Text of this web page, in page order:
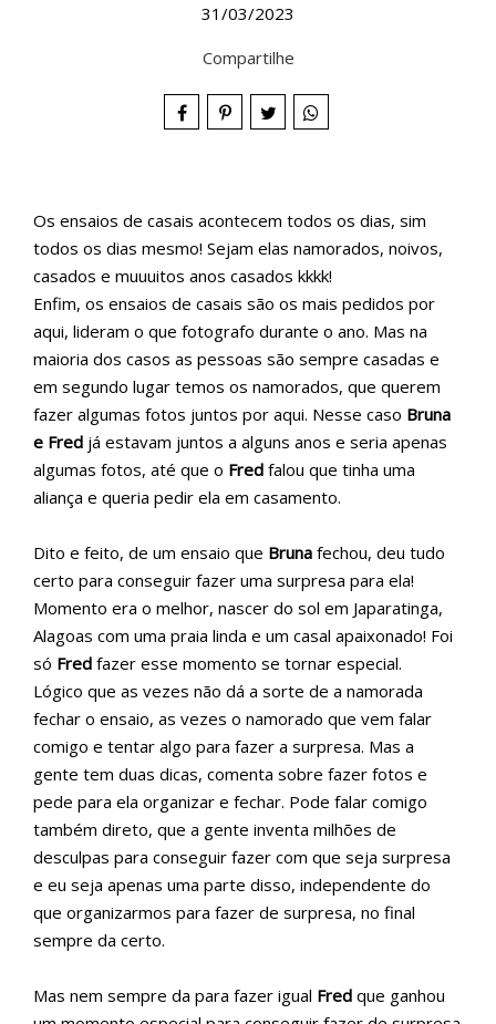
31/03/2023
Compartilhe
Os ensaios de casais acontecem todos os dias, sim
todos os dias mesmo! Sejam elas namorados, noivos,
casados e muuuitos anos casados kkkk!
Enfim, os ensaios de casais são os mais pedidos por
aqui, lideram o que fotografo durante o ano. Mas na
maioria dos casos as pessoas são sempre casadas e
em segundo lugar temos os namorados, que querem
fazer algumas fotos juntos por aqui. Nesse caso Bruna
e Fred já estavam juntos a alguns anos e seria apenas
algumas fotos, até que o Fred falou que tinha uma
aliança e queria pedir ela em casamento.
Dito e feito, de um ensaio que Bruna fechou, deu tudo
certo para conseguir fazer uma surpresa para ela!
Momento era o melhor, nascer do sol em Japaratinga,
Alagoas com uma praia linda e um casal apaixonado! Foi
só Fred fazer esse momento se tornar especial.
Lógico que as vezes não dá a sorte de a namorada
fechar o ensaio, as vezes o namorado que vem falar
comigo e tentar algo para fazer a surpresa. Mas a
gente tem duas dicas, comenta sobre fazer fotos e
pede para ela organizar e fechar. Pode falar comigo
também direto, que a gente inventa milhões de
desculpas para conseguir fazer com que seja surpresa
e eu seja apenas uma parte disso, independente do
que organizarmos para fazer de surpresa, no final
sempre da certo.
Mas nem sempre da para fazer igual Fred que ganhou